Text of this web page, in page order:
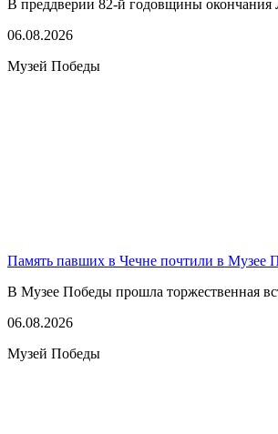
В преддверии 82-й годовщины окончания
06.08.2026
Музей Победы
Память павших в Чечне почтили в Музее
В Музее Победы прошла торжественная
06.08.2026
Музей Победы